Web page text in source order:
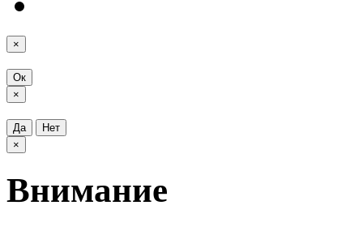
×
Ок
×
Да
Нет
×
Внимание